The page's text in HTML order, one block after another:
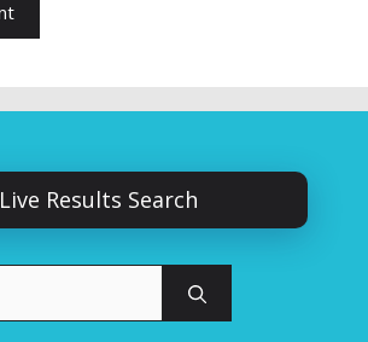
Live Results Search